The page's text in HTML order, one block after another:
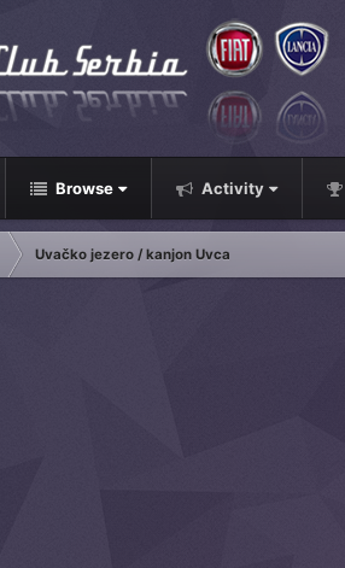
Browse Activity
Uvačko jezero / kanjon Uvca